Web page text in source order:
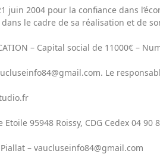
juin 2004 pour la confiance dans
le cadre de sa réalisation et de
– Capital social de 11000€ –
Le
95948 Roissy, CDG Cedex 04 90
– vaucluseinfo84@gmail.com